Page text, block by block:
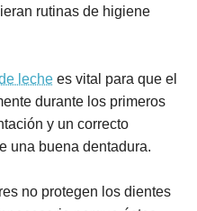
rutinas de higiene
leche es vital para que el
durante los primeros
y un correcto
una buena dentadura.
no protegen los dientes